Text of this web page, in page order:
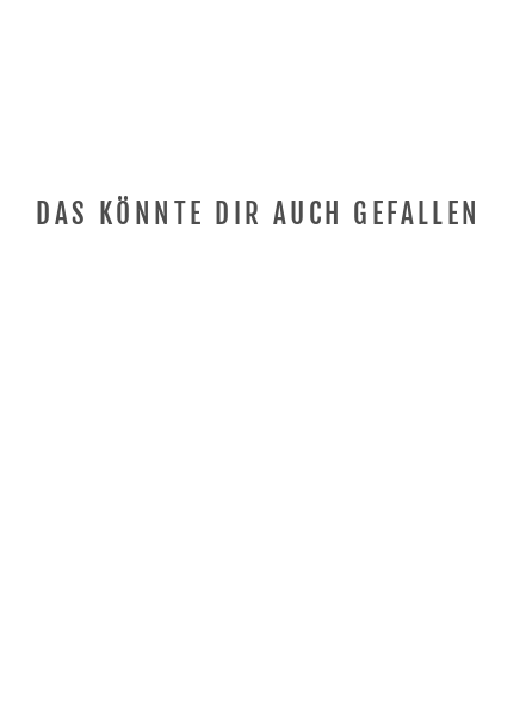
DAS KÖNNTE DIR AUCH GEFALLEN